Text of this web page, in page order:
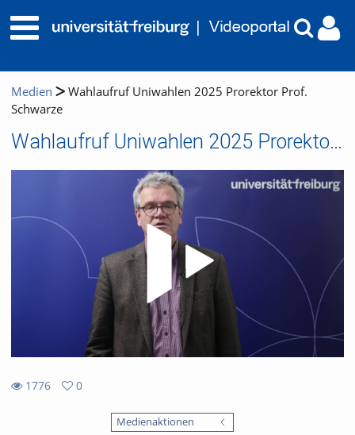
Medien
Wahlaufruf Uniwahlen 2025 Prorektor Prof.
Schwarze
Wahlaufruf Uniwahlen 2025 Prorektor Prof. Schwarze
1776
0
Medienaktionen